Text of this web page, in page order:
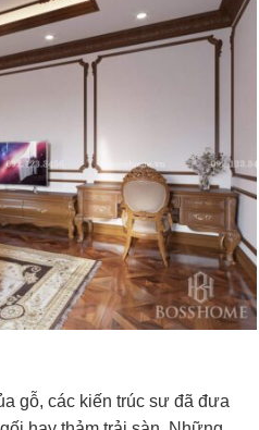
gỗ, các kiến trúc sư đã đưa